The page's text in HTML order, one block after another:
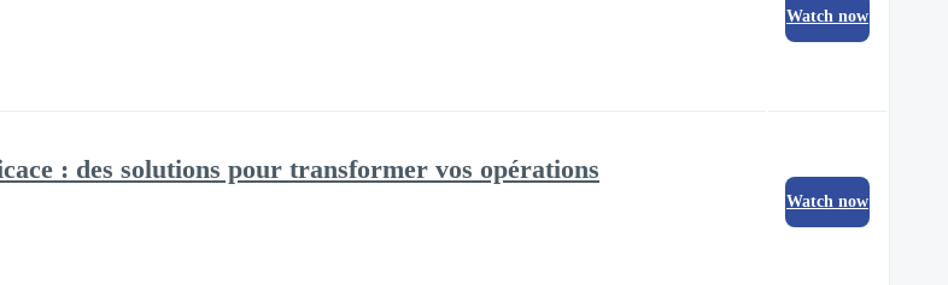
Watch now
: des solutions pour transformer vos opérations
Watch now